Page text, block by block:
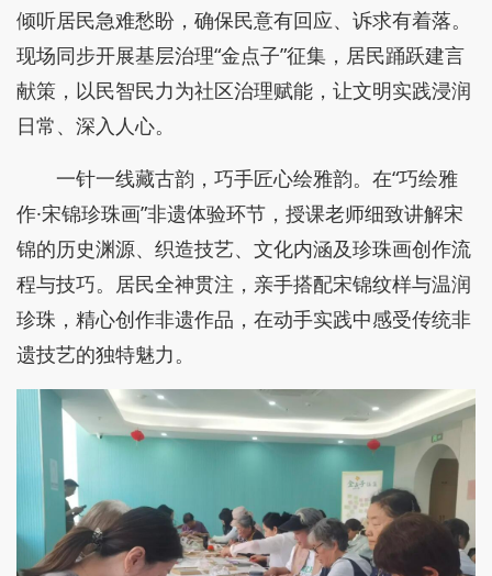
倾听居民急难愁盼，确保民意有回应、诉求有着落。
现场同步开展基层治理“金点子”征集，居民踊跃建言
献策，以民智民力为社区治理赋能，让文明实践浸润
日常、深入人心。
一针一线藏古韵，巧手匠心绘雅韵。在“巧绘雅
作·宋锦珍珠画”非遗体验环节，授课老师细致讲解宋
锦的历史渊源、织造技艺、文化内涵及珍珠画创作流
程与技巧。居民全神贯注，亲手搭配宋锦纹样与温润
珍珠，精心创作非遗作品，在动手实践中感受传统非
遗技艺的独特魅力。